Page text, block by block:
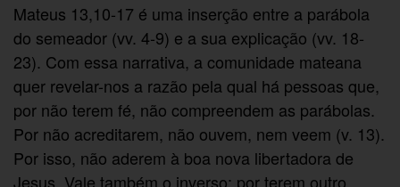
Mateus 13,10-17 é uma inserção entre a parábola
do semeador (vv. 4-9) e a sua explicação (vv. 18-
23). Com essa narrativa, a comunidade mateana
quer revelar-nos a razão pela qual há pessoas que,
por não terem fé, não compreendem as parábolas.
Por não acreditarem, não ouvem, nem veem (v. 13).
Por isso, não aderem à boa nova libertadora de
Jesus. Vale também o inverso: por terem outro